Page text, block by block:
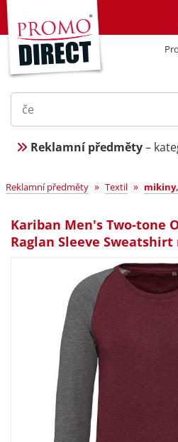
Reklamní předměty–
Reklamní předměty » Textil »
Kariban Men's Two-tone
Raglan Sleeve